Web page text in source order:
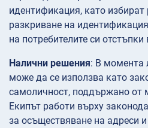
идентификация, като избират
разкриване на
на потребителите си
Налични решения: В момента
може да се използва като
самоличност, поддържано от
Екипът работи върху
за осъществяване на адреси